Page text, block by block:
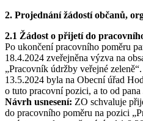
2. Projednání žádostí občanů,
2.1 Žádost o přijetí do
Po ukončení pracovního poměru
18.4.2024 zveřejněna výzva na
„Pracovník údržby veřejné
13.5.2024 byla na Obecní úřad
o tuto pracovní pozici, a to od
Návrh usnesení: ZO schvaluje
do pracovního poměru na pozici